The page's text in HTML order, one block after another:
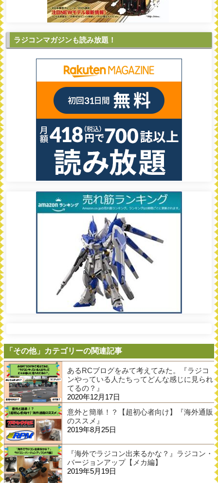
ラジコンマガジンも読み放題！
「その他」カテゴリーの関連記事
あるRCブログをみて考えてみた。『ラジコ
ンやっている人たちってどんな感じに見られ
てるの？』
2020年12月17日
意外と簡単！？【超初心者向け】『海外通販
のススメ』
2019年8月25日
『海外でラジコン出来るかな？』ラジコン・
バージョンアップ【メカ編】
2019年5月19日